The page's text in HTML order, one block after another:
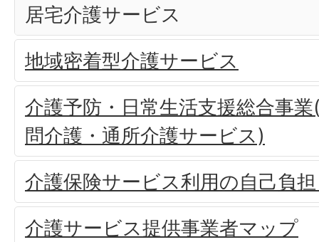
居宅介護サービス
地域密着型介護サービス
介護予防・日常生活支援総合事
問介護・通所介護サービス)
介護保険サービス利用の自己負
介護サービス提供事業者マップ